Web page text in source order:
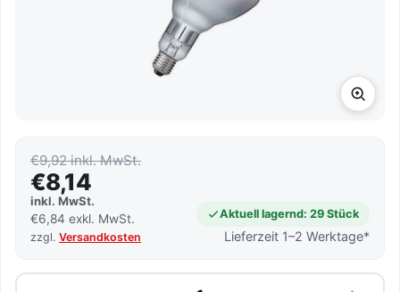
€9,92 inkl. MwSt.
€8,14
inkl. MwSt.
€6,84 exkl. MwSt.
zzgl. Versandkosten
Aktuell lagernd: 29 Stück
Lieferzeit 1–2 Werktage*
Menge